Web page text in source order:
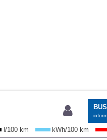
l/100 km kWh/100 km